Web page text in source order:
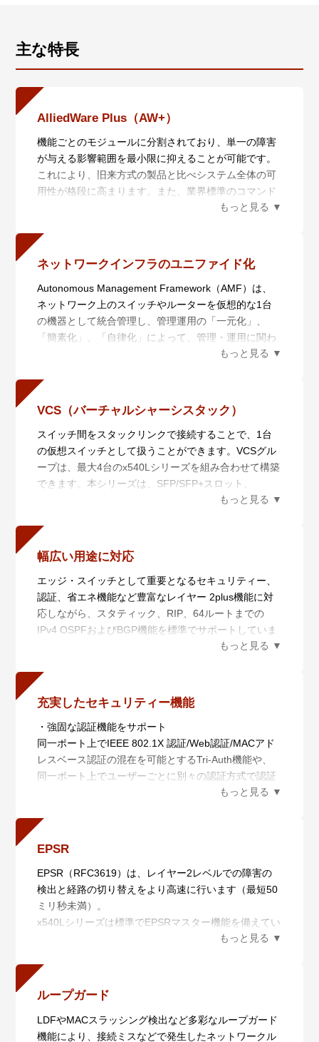
主な特長
AlliedWare Plus（AW+）
機能ごとのモジュールに分割されており、単一の障害
が与える影響範囲を最小限に抑えることが可能です。
これにより、旧来方式の製品と比べシステム全体の可
用性が格段に高まります。また、業界標準のコマンド
体系に準拠し、他社製品からの移行においても、エン
とができます。
ネットワークインフラのユニファイド化
Autonomous Management Framework（AMF）は、
ネットワーク上のスイッチやルーターを仮想的な1台
の機器として統合管理し、管理運用の「一元化」、
「簡素化」、「自律化」によって、管理・運用に関わ
るコストの削減を実現するネットワーク仮想化機能で
管理されるAMF Plusメンバーからなり、6つの機能に
よりネットワークの統合管理を行います。
また、AMF Plusは日々ネットワークの状態を収集分析
によって学習し、AT-Vista Manager EXと組み合わせ
てお使いいただくことで、あらかじめ定義されたポリ
シーを用いて自動的にネットワークを最適な状態に保
ちます。蓄積したデータを数値化することにより、担
当者の経験で行われていた業務を平易な作業に落とし
・一元管理（セントライズドマネージメント）
AMF Plusマスターから多数のAMF Plusメンバーを一
・自動構築（オートレジリエントコネクション）
AMF Plusネットワークの自動構築およびAMF Plusメ
ンバーの自動認識を行います。
・自動復旧（スマートプロビジョニング）
AMF Plusメンバー設置時の自動設定（ゼロタッチイン
交換機器の自動復旧（オートリカバリー）、複数AMF
Plusメンバーに対するファームウェアの一括アップグ
・非AMF Plus装置対応（ワイドエリアバーチャルリン
ク）
非AMF Plus装置の混在や広域商用回線を介したAMF
Plusネットワークの構築が可能です。
さらに、広域商用回線を介して本機能を利用している
・分散マスター処理（AMF Plusコントローラー）
模ネットワークに対応します。
さらに、AMF PlusとAT-Vista Manager EXと連携させ
ることにより収集・分析されたネットワーク全体の情
報を俯瞰的に可視化し、ネットワーク管理者の意図に
基づいてネットワークを最適な状態に保ちます。
先行シリーズから機器を入れ替えるだけで自動的に設
ップグレードをゼロタッチで実現でき、アップグレー
VCS（バーチャルシャーシスタック）
スイッチ間をスタックリンクで接続することで、1台
の仮想スイッチとして扱うことができます。VCSグル
ープは、最大4台のx540Lシリーズを組み合わせて構築
できます。本シリーズは、SFP/SFP+スロット、
100/1000/2.5G/5G/10GBASE-Tポートのいずれかを用
スタック接続されたスイッチは各種情報を同期してい
るため、仮に1台に障害が発生しても運用継続が可能
です。
LD-VCS（ロングディスタンス－バーチャルシャーシ
スタック）にも対応し、長距離スタッキングが可能で
す。これにより、離れたロケーションにあるスイッチ
を仮想的に1台のスイッチ化し、シンプルかつ冗長性
に優れたネットワークコアの提供が可能となります。
幅広い用途に対応
エッジ・スイッチとして重要となるセキュリティー、
認証、省エネ機能など豊富なレイヤー 2plus機能に対
応しながら、スタティック、RIP、64ルートまでの
IPv4 OSPFおよびBGP機能を標準でサポートしていま
売））※6により65ルート以上のIPv4 OSPFおよび
BGPルーティング、IPv6のダイナミックルーティング
やマルチキャストルーティング、さらにVRF-Liteな
ど、ディストリビューション・スイッチで重要となる
機能が使用できるため、幅広い要件へ柔軟に対応可能
です。
さらに、MACsec※7によるイーサネット通信の暗号化
により、より強力なセキュリティーインフラの構築が
※4 VCS構成でフィーチャーライセンスの各機能を利
方に同一のフィーチャーライセンスが必要です。
※7 MACsecの利用にはAT-x540L-MS-PY-2026が必
要、対応機種はAT-x540L-28XHmでポート1 ～ 24のみ
対応です。
充実したセキュリティー機能
・強固な認証機能をサポート
同一ポート上でIEEE 802.1X 認証/Web認証/MACアド
レスベース認証の混在を可能とするTri-Auth機能や、
同一ポート上でユーザーごとに別々の認証方式で認証
し、かつ異なるVLANを動的に付与するマルチプルダ
柔軟な認証環境を実現します。
- Tri-Auth、マルチプルダイナミックVLAN、L3モード
キャス/インターセプトWeb認証、2ステップ認証に対
応
・多種多様なセキュリティー機能の搭載
通信内容を暗号化し、安全なリモートアクセス環境を
実現するSSHや、ネットワークの集中管理・運用面に
の暗号化・認証機能など、様々なセキュリティー機能
をサポートしています。
DHCPスヌーピング、SNMPv3、ユーザー認証データ
ベース（RADIUS/TACACS+認証）に対応
EPSR
EPSR（RFC3619）は、レイヤー2レベルでの障害の
検出と経路の切り替えをより高速に行います（最短50
ミリ秒未満）。
x540Lシリーズは標準でEPSRマスター機能を備えてい
るため、リング構成での機器・回線冗長を実現可能で
ループガード
LDFやMACスラッシング検出など多彩なループガード
機能により、接続ミスなどで発生したネットワークル